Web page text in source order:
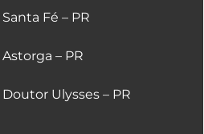
Fé – PR
– PR
Ulysses – PR